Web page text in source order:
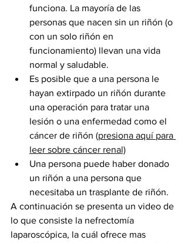
funciona. La mayoría de las
personas que nacen sin un riñón (o
con un solo riñón en
funcionamiento) llevan una vida
normal y saludable.
Es posible que a una persona le
hayan extirpado un riñón durante
una operación para tratar una
lesión o una enfermedad como el
cáncer de riñón (presiona aquí para
leer sobre cáncer renal)
Una persona puede haber donado
un riñón a una persona que
necesitaba un trasplante de riñón.
A continuación se presenta un video de
lo que consiste la nefrectomía
laparoscópica, la cuál ofrece mas